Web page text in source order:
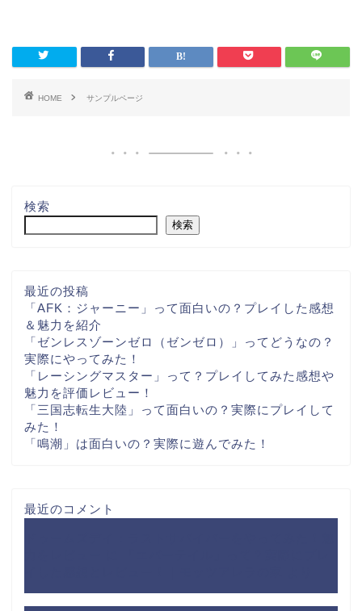
HOME サンプルページ
検索
検索
最近の投稿
「AFK：ジャーニー」って面白いの？プレイした感想
＆魅力を紹介
「ゼンレスゾーンゼロ（ゼンゼロ）」ってどうなの？
実際にやってみた！
「レーシングマスター」って？プレイしてみた感想や
魅力を評価レビュー！
「三国志転生大陸」って面白いの？実際にプレイして
みた！
「鳴潮」は面白いの？実際に遊んでみた！
最近のコメント